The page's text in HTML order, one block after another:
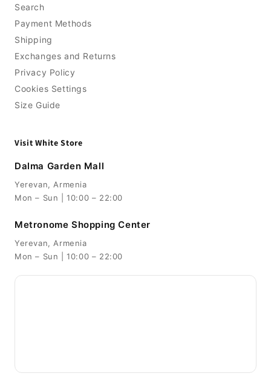
Search
Payment Methods
Shipping
Exchanges and Returns
Privacy Policy
Cookies Settings
Size Guide
Visit White Store
Dalma Garden Mall
Yerevan, Armenia
Mon – Sun | 10:00 – 22:00
Metronome Shopping Center
Yerevan, Armenia
Mon – Sun | 10:00 – 22:00